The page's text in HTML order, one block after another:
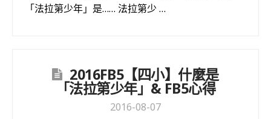
「法拉第少年」是…… 法拉第少 …
2016FB5【四小】什麼是
「法拉第少年」& FB5心得
2016-08-07